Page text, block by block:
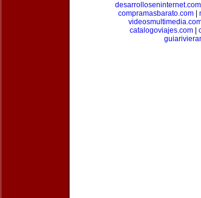
desarrolloseninternet.com
compramasbarato.com|
catalogoviajes.com|